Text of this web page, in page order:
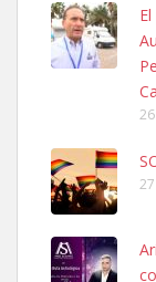
PERRO MACHO
06/07/2025
Leales.org »
Ninfa perdida